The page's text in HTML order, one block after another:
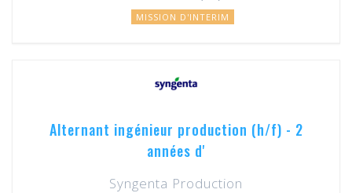
MISSION D'INTERIM
Alternant ingénieur production (h/f) - 2
années d'
Syngenta Production